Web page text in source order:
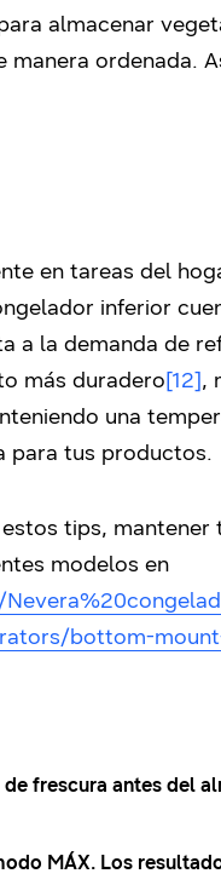
almacenar
ordenada.
en tareas del
inferior
a la demanda de
más duradero[12],
una
para tus productos.
tips,
modelos en
bottom-
frescura antes del
MÁX. Los